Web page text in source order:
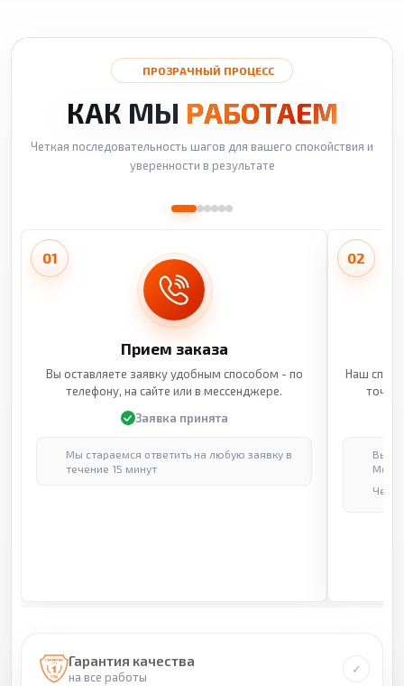
ПРОЗРАЧНЫЙ ПРОЦЕСС
КАК МЫ РАБОТАЕМ
Четкая последовательность шагов для вашего спокойствия и
уверенности в результате
01
Прием заказа
Вы оставляете заявку удобным способом - по
телефону, на сайте или в мессенджере.
Заявка принята
Мы стараемся ответить на любую заявку в
течение 15 минут
02
Наш
Гарантия качества
на все работы